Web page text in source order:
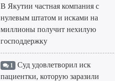
В Якутии частная компания с
нулевым штатом и исками на
миллионы получит нехилую
господдержку
1 Суд удовлетворил иск
пациентки, которую заразили